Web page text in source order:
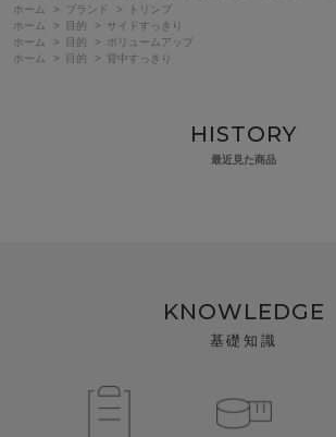
ホーム
> ブランド >
トリンプ
ホーム
> 目的 >
サイドすっきり
ホーム
> 目的 >
ボリュームアップ
ホーム
> 目的 > 背中すっきり
HISTORY
最近見た商品
KNOWLEDGE
基礎知識